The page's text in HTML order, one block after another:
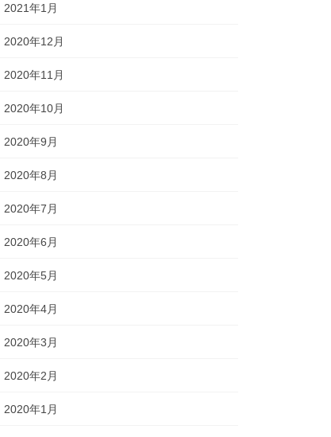
2021年1月
2020年12月
2020年11月
2020年10月
2020年9月
2020年8月
2020年7月
2020年6月
2020年5月
2020年4月
2020年3月
2020年2月
2020年1月